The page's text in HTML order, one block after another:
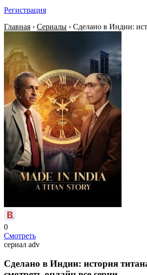
Регистрация
Главная › Сериалы › Сделано в Индии:
0
Смотреть
сериал adv
Сделано в Индии: история